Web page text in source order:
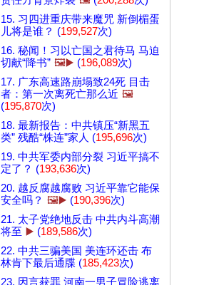
15. 习四进重庆带来魔咒 新倒楣蛋
儿将是谁？ (199,527次)
16. 秘闻！习以亡国之君待马 马迫
切献“降书” 🖼️▶️ (196,089次)
17. 广东高速路崩塌致24死 目击
者：第一次离死亡那么近 🖼️
(195,870次)
18. 最新报告：中共镇压“新黑五
类” 残酷“株连”家人 (195,696次)
19. 中共军委内部分裂 习近平搞不
定了？ (193,636次)
20. 越反腐越腐败 习近平靠它能保
安全吗？ 🖼️▶️ (190,396次)
21. 太子党绝地反击 中共内斗高潮
将至 ▶️ (189,586次)
22. 中共三骗美国 美连环还击 布
林肯下最后通牒 (185,423次)
23. 因言获罪 河南一男子冒险逃离